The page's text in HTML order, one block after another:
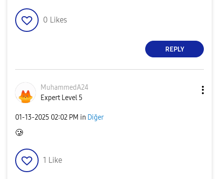
0 Likes
REPLY
MuhammedA24
Expert Level 5
‎01-13-2025 02:02 PM in Diğer
🥲
1 Like